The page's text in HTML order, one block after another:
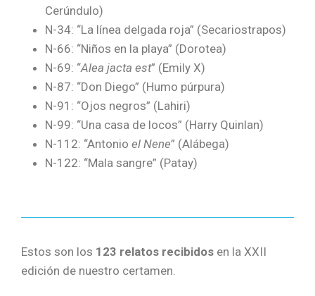
Cerúndulo)
N-34: “La línea delgada roja” (Secariostrapos)
N-66: “Niños en la playa” (Dorotea)
N-69: “Alea jacta est” (Emily X)
N-87: “Don Diego” (Humo púrpura)
N-91: “Ojos negros” (Lahiri)
N-99: “Una casa de locos” (Harry Quinlan)
N-112: “Antonio el Nene” (Alábega)
N-122: “Mala sangre” (Patay)
Estos son los 123 relatos recibidos en la XXII
edición de nuestro certamen.